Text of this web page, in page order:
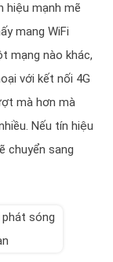
hiệu mạnh mẽ
mang WiFi
mạng nào khác,
với kết nối 4G
mà hơn mà
Nếu tín hiệu
chuyển sang